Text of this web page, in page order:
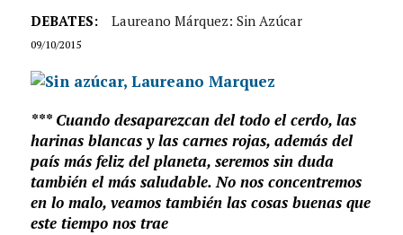
DEBATES: Laureano Márquez: Sin Azúcar
09/10/2015
*** Cuando desaparezcan del todo el cerdo, las
harinas blancas y las carnes rojas, además del
país más feliz del planeta, seremos sin duda
también el más saludable. No nos concentremos
en lo malo, veamos también las cosas buenas que
este tiempo nos trae